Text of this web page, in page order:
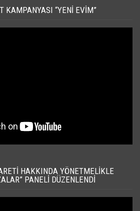
KAMPANYASI “YENI EVIM”
HAKKINDA YÖNETMELIKLE
PANELI DÜZENLENDI